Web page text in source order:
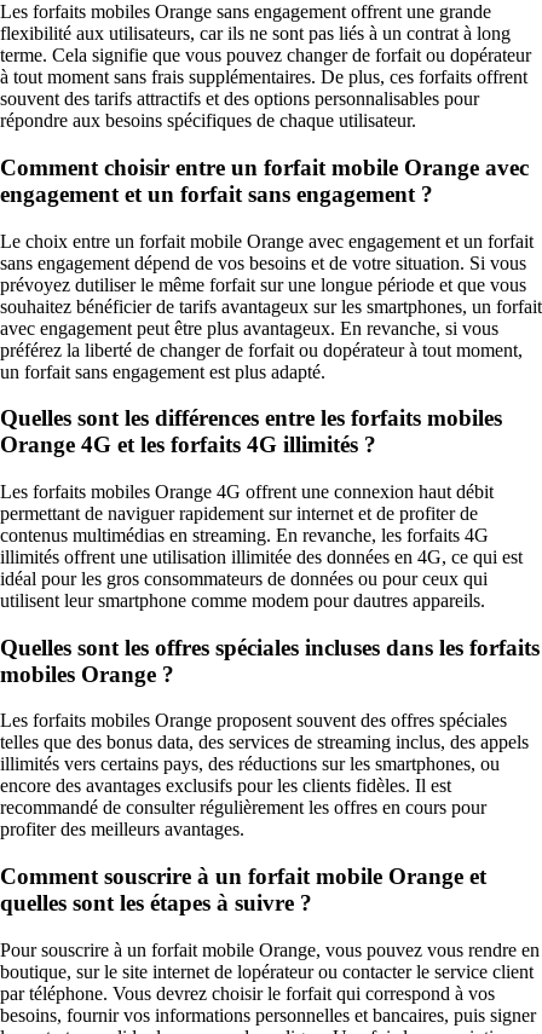
Les forfaits mobiles Orange sans engagement offrent une grande
flexibilité aux utilisateurs, car ils ne sont pas liés à un contrat à long
terme. Cela signifie que vous pouvez changer de forfait ou dopérateur
à tout moment sans frais supplémentaires. De plus, ces forfaits offrent
souvent des tarifs attractifs et des options personnalisables pour
répondre aux besoins spécifiques de chaque utilisateur.
Comment choisir entre un forfait mobile Orange avec
engagement et un forfait sans engagement ?
Le choix entre un forfait mobile Orange avec engagement et un forfait
sans engagement dépend de vos besoins et de votre situation. Si vous
prévoyez dutiliser le même forfait sur une longue période et que vous
souhaitez bénéficier de tarifs avantageux sur les smartphones, un forfait
avec engagement peut être plus avantageux. En revanche, si vous
préférez la liberté de changer de forfait ou dopérateur à tout moment,
un forfait sans engagement est plus adapté.
Quelles sont les différences entre les forfaits mobiles
Orange 4G et les forfaits 4G illimités ?
Les forfaits mobiles Orange 4G offrent une connexion haut débit
permettant de naviguer rapidement sur internet et de profiter de
contenus multimédias en streaming. En revanche, les forfaits 4G
illimités offrent une utilisation illimitée des données en 4G, ce qui est
idéal pour les gros consommateurs de données ou pour ceux qui
utilisent leur smartphone comme modem pour dautres appareils.
Quelles sont les offres spéciales incluses dans les forfaits
mobiles Orange ?
Les forfaits mobiles Orange proposent souvent des offres spéciales
telles que des bonus data, des services de streaming inclus, des appels
illimités vers certains pays, des réductions sur les smartphones, ou
encore des avantages exclusifs pour les clients fidèles. Il est
recommandé de consulter régulièrement les offres en cours pour
profiter des meilleurs avantages.
Comment souscrire à un forfait mobile Orange et
quelles sont les étapes à suivre ?
Pour souscrire à un forfait mobile Orange, vous pouvez vous rendre en
boutique, sur le site internet de lopérateur ou contacter le service client
par téléphone. Vous devrez choisir le forfait qui correspond à vos
besoins, fournir vos informations personnelles et bancaires, puis signer